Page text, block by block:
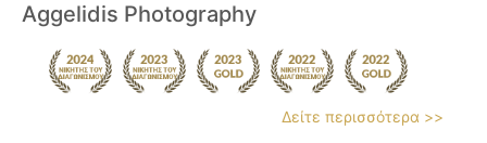
Aggelidis Photography
Δείτε περισσότερα >>